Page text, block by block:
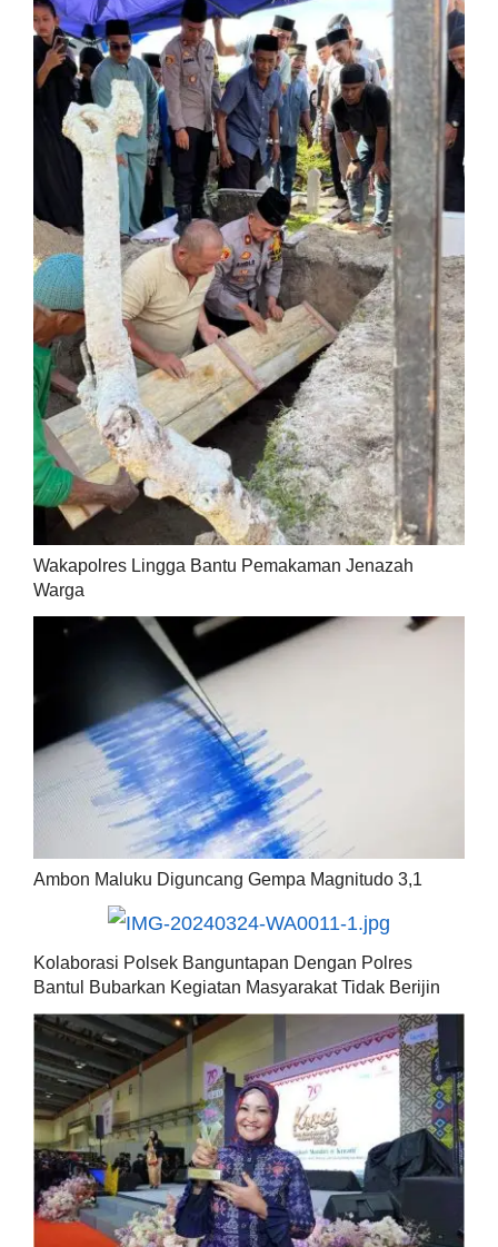
Wakapolres Lingga Bantu Pemakaman Jenazah
Warga
Ambon Maluku Diguncang Gempa Magnitudo 3,1
Kolaborasi Polsek Banguntapan Dengan Polres
Bantul Bubarkan Kegiatan Masyarakat Tidak Berijin